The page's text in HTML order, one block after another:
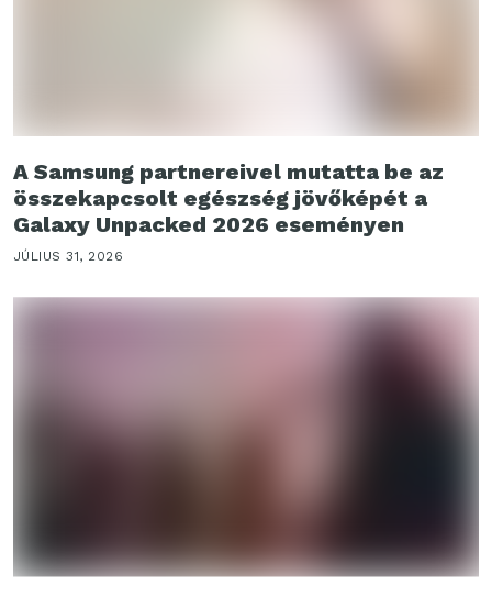
A Samsung partnereivel mutatta be az
összekapcsolt egészség jövőképét a
Galaxy Unpacked 2026 eseményen
JÚLIUS 31, 2026